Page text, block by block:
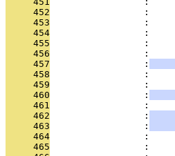
     452
:
     453
:
     454
:
     455
:
     456
:
     457
                 :
     458
:
     459
:
     460
                 :
     461
:
     462
                 :
     463
                 :
     464
:
     465
: